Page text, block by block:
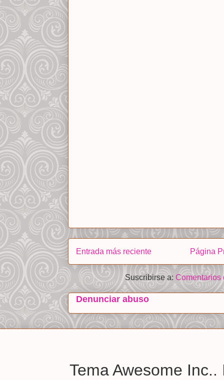
Entrada más reciente Página
Suscribirse a: Comentarios
Denunciar abuso
Tema Awesome